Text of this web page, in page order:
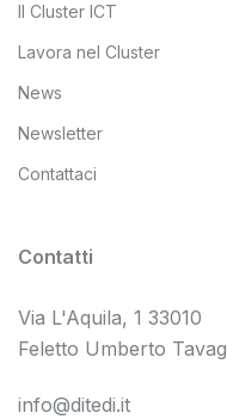
Il Cluster ICT
Lavora nel Cluster
News
Newsletter
Contattaci
Contatti
Via L'Aquila, 1 33010
Feletto Umberto
info@ditedi.it